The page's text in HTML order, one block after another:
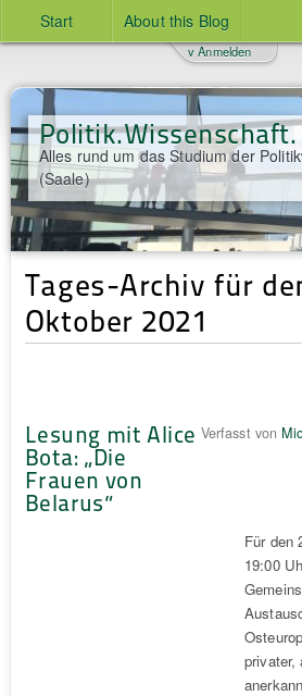
Start About this Blog
Politik.Wissenschaft.
Alles rund um das Studium der
(Saale)
v Anmelden
Tages-Archiv für
Oktober 2021
Lesung mit Alice
Bota: „Die
Frauen von
Belarus“
Verfasst von
Für den
19:00
privater,